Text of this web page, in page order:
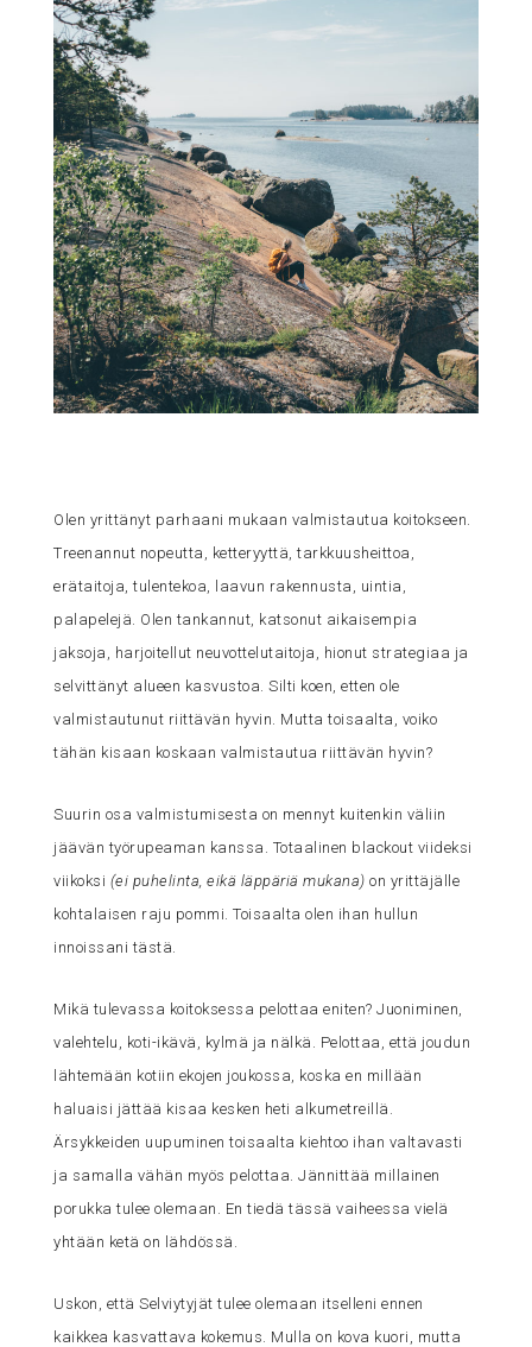
Olen yrittänyt parhaani mukaan valmistautua koitokseen.
Treenannut nopeutta, ketteryyttä, tarkkuusheittoa,
erätaitoja, tulentekoa, laavun rakennusta, uintia,
palapelejä. Olen tankannut, katsonut aikaisempia
jaksoja, harjoitellut neuvottelutaitoja, hionut strategiaa ja
selvittänyt alueen kasvustoa. Silti koen, etten ole
valmistautunut riittävän hyvin. Mutta toisaalta, voiko
tähän kisaan koskaan valmistautua riittävän hyvin?
Suurin osa valmistumisesta on mennyt kuitenkin väliin
jäävän työrupeaman kanssa. Totaalinen blackout viideksi
viikoksi (ei puhelinta, eikä läppäriä mukana) on yrittäjälle
kohtalaisen raju pommi. Toisaalta olen ihan hullun
innoissani tästä.
Mikä tulevassa koitoksessa pelottaa eniten? Juoniminen,
valehtelu, koti-ikävä, kylmä ja nälkä. Pelottaa, että joudun
lähtemään kotiin ekojen joukossa, koska en millään
haluaisi jättää kisaa kesken heti alkumetreillä.
Ärsykkeiden uupuminen toisaalta kiehtoo ihan valtavasti
ja samalla vähän myös pelottaa. Jännittää millainen
porukka tulee olemaan. En tiedä tässä vaiheessa vielä
yhtään ketä on lähdössä.
Uskon, että Selviytyjät tulee olemaan itselleni ennen
kaikkea kasvattava kokemus. Mulla on kova kuori, mutta